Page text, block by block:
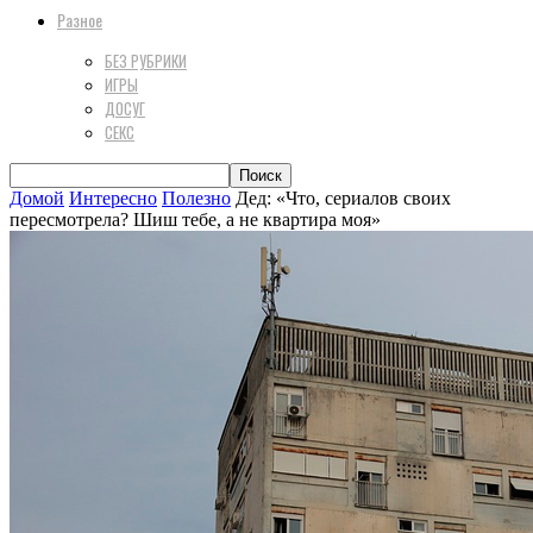
Разное
БЕЗ РУБРИКИ
ИГРЫ
ДОСУГ
СЕКС
Домой Интересно Полезно Дед: «Что, сериалов своих
пересмотрела? Шиш тебе, а не квартира моя»